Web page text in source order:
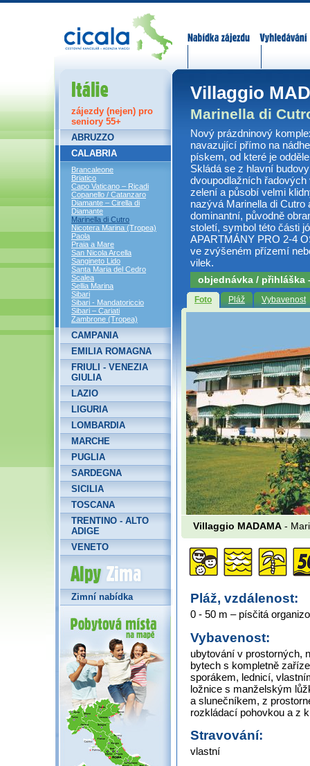
Villaggio
Marinella di
Nový prázdninový
navazující přímo na
pískem, od které je
Skládá se z hlavní
dvoupodlažních řadových
zelení a působí velmi
nazývá Marinella di
dominantní, původně
století, symbol této části
APARTMÁNY PRO 2-4
ve zvýšeném přízemí
vilek.
objednávka / přihláška
Foto Pláž Vybavenost
Villaggio MADAMA -
Pláž, vzdálenost:
0 - 50 m – písčitá
Vybavenost:
ubytování v prostorných,
bytech s kompletně
sporákem, lednicí,
ložnice s manželským
a slunečníkem, z
rozkládací pohovkou a z
Stravování:
vlastní
Itálie
zájezdy (nejen) pro
seniory 55+
ABRUZZO
CALABRIA
Brancaleone
Briatico
Capo Vaticano – Ricadi
Copanello / Catanzaro
Diamante – Cirella di
Diamante
Marinella di Cutro
Nicotera Marina (Tropea)
Paola
Praia a Mare
San Nicola Arcella
Sangineto Lido
Santa Maria del Cedro
Scalea
Sellia Marina
Sibari
Sibari - Mandatoriccio
Sibari – Cariati
Zambrone (Tropea)
CAMPANIA
EMILIA ROMAGNA
FRIULI - VENEZIA
GIULIA
LAZIO
LIGURIA
LOMBARDIA
MARCHE
PUGLIA
SARDEGNA
SICILIA
TOSCANA
TRENTINO - ALTO
ADIGE
VENETO
Alpy Zima
Zimní nabídka